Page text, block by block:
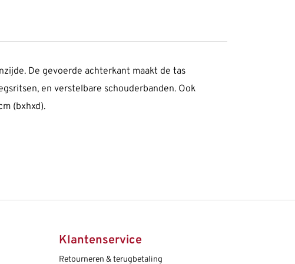
De gevoerde achterkant maakt de tas
en verstelbare schouderbanden. Ook
(bxhxd).
Klantenservice
Retourneren & terugbetaling